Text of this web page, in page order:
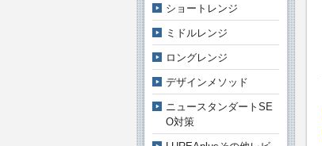
ショートレンジ
ミドルレンジ
ロングレンジ
デザインメソッド
ニュースタンダートSE
O対策